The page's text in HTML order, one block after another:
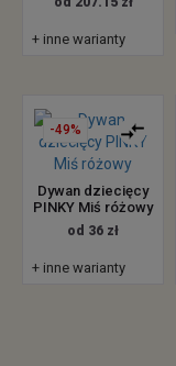
+ inne warianty
-49%
Dywan dziecięcy
PINKY Miś różowy
od 36 zł
+ inne warianty